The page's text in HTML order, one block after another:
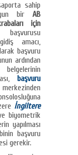
sahip
bir AB
için
başvurusu
amacı,
başvuru
ardından
belgelerinin
başvuru
İngiltere
biyometrik
yapılması
başvuru
gerekir.